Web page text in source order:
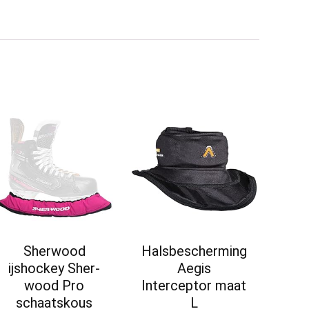
Sherwood
ijshockey Sher-
wood Pro
schaatskous
Halsbescherming
Aegis
Interceptor maat
L